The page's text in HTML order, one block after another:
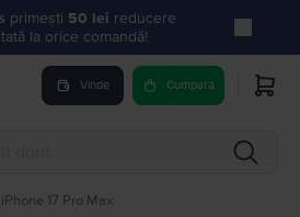
primești 50 lei reducere
la orice comandă!
Vinde Cumpara
iPhone 17 Pro Max